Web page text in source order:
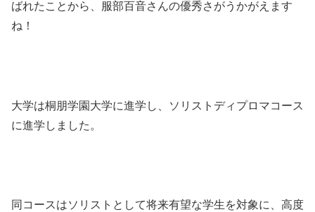
ばれたことから、服部百音さんの優秀さがうかがえます
ね！
大学は桐朋学園大学に進学し、ソリストディプロマコース
に進学しました。
同コースはソリストとして将来有望な学生を対象に、高度